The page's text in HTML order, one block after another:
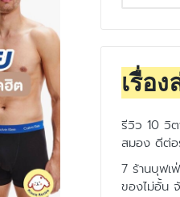
เรื่อ
รีวิว 10 วิ
สมอง ดีต่อ
7 ร้านบุฟเ
ของไม่อั้น